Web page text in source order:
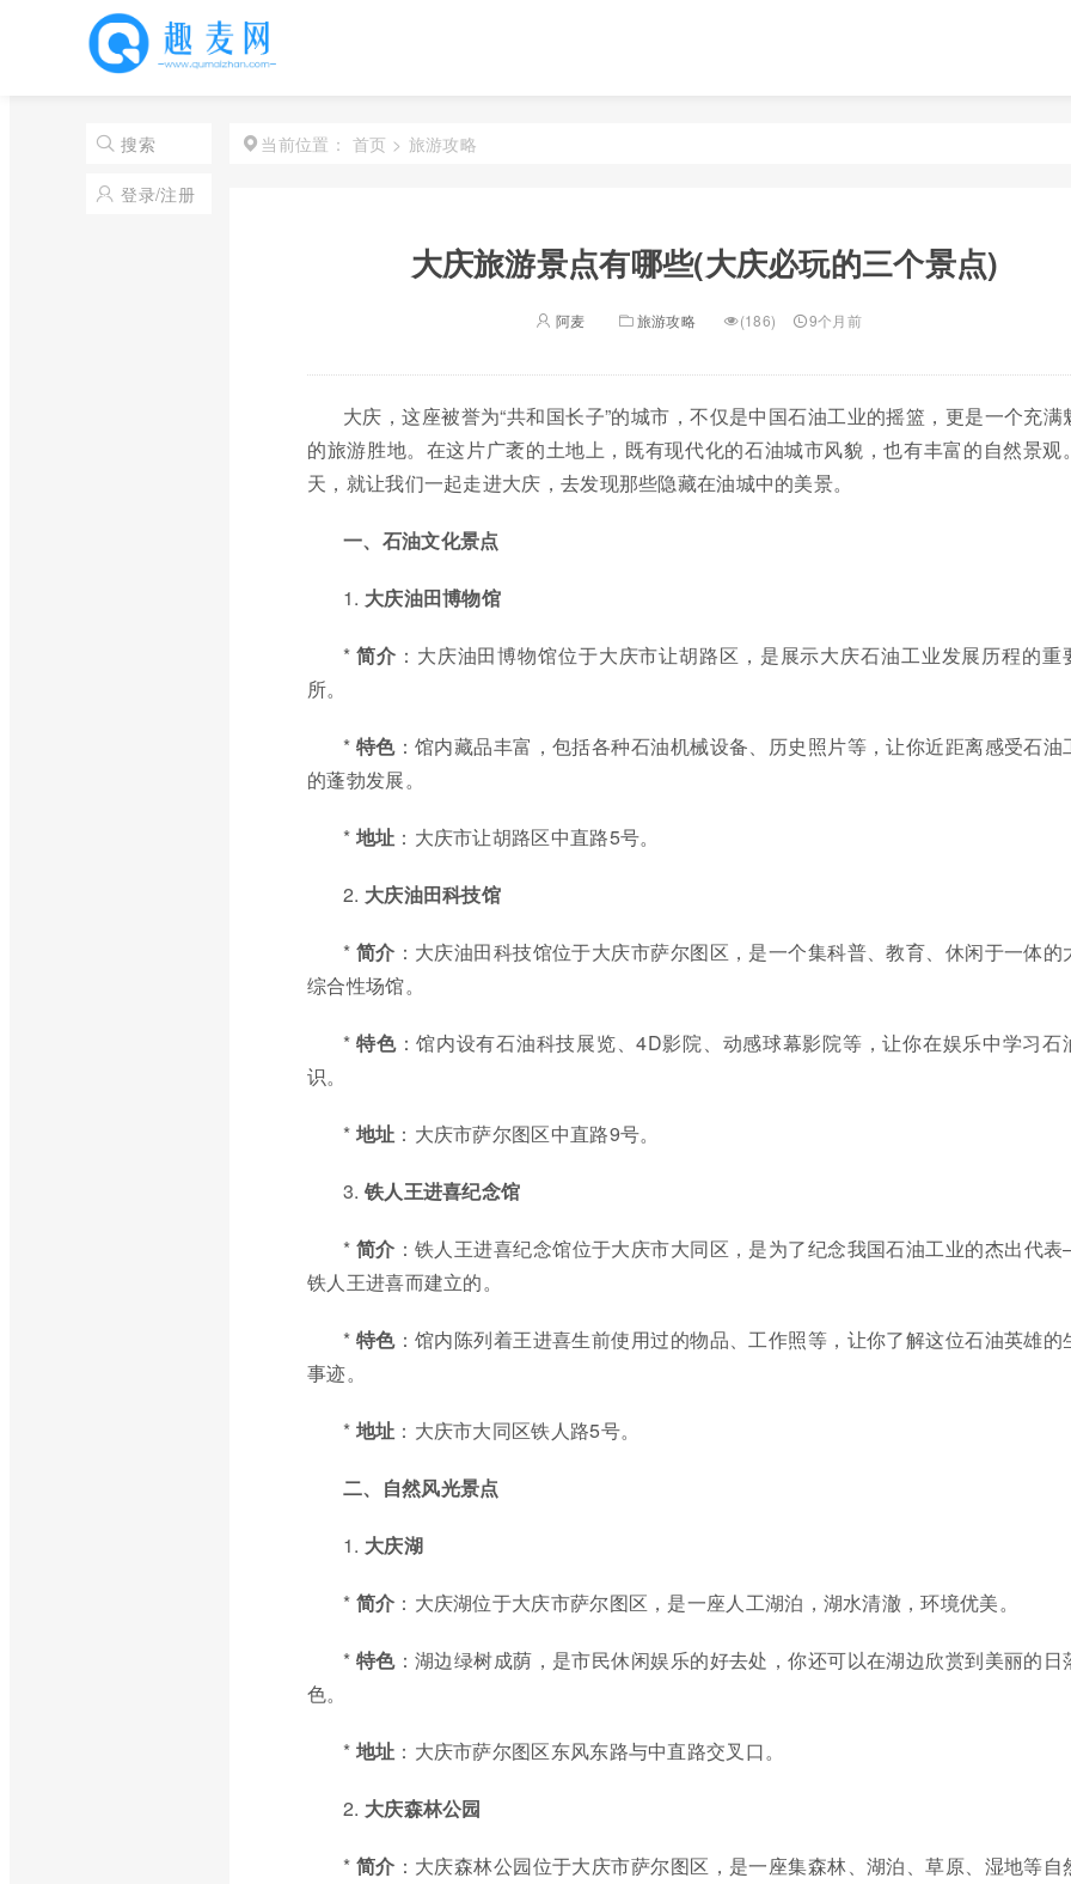
搜索
登录/注册
当前位置： 首页 > 旅游攻略
大庆旅游景点有哪些(大庆必玩的三个景点)
阿麦 旅游攻略 (186) 9个月前
大庆，这座被誉为“共和国长子”的城市，不仅是中国石油工业的摇篮，更是一个充满
的旅游胜地。在这片广袤的土地上，既有现代化的石油城市风貌，也有丰富的自然景观
天，就让我们一起走进大庆，去发现那些隐藏在油城中的美景。
一、石油文化景点
1. 大庆油田博物馆
*简介 ：大庆油田博物馆位于大庆市让胡路区，是展示大庆石油工业发展历程的重
所。
* 特色：馆内藏品丰富，包括各种石油机械设备、历史照片等，让你近距离感受石油
的蓬勃发展。
* 地址 ：大庆市让胡路区中直路5号。
2. 大庆油田科技馆
* 简介 ：大庆油田科技馆位于大庆市萨尔图区，是一个集科普、教育、休闲于一体的
综合性场馆。
*特色：馆内设有石油科技展览、4D影院、动感球幕影院等，让你在娱乐中学习石
识。
* 地址 ：大庆市萨尔图区中直路9号。
3. 铁人王进喜纪念馆
* 简介 ：铁人王进喜纪念馆位于大庆市大同区，是为了纪念我国石油工业的杰出代
铁人王进喜而建立的。
* 特色：馆内陈列着王进喜生前使用过的物品、工作照等，让你了解这位石油英雄的
事迹。
* 地址 ：大庆市大同区铁人路5号。
二、自然风光景点
1. 大庆湖
* 简介 ：大庆湖位于大庆市萨尔图区，是一座人工湖泊，湖水清澈，环境优美。
* 特色：湖边绿树成荫，是市民休闲娱乐的好去处，你还可以在湖边欣赏到美丽的日
色。
* 地址 ：大庆市萨尔图区东风东路与中直路交叉口。
2. 大庆森林公园
* 简介 ：大庆森林公园位于大庆市萨尔图区，是一座集森林、湖泊、草原、湿地等自